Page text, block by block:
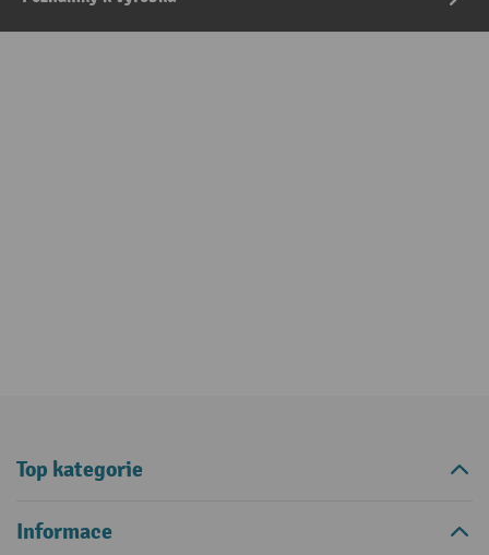
Top kategorie
Informace